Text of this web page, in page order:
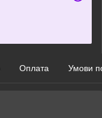
Оплата Умови